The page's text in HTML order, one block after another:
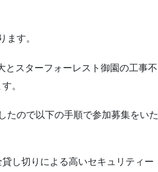
ます。
とスターフォーレスト御園の工事不
。
たので以下の手順で参加募集をいた
し切りによる高いセキュリティー